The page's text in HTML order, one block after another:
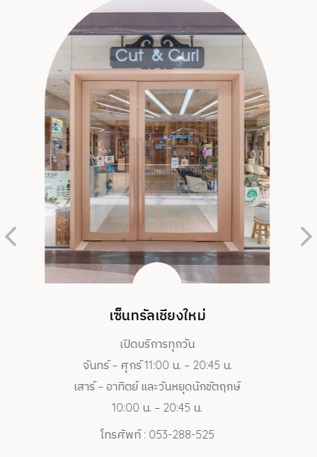
น. – 20:45 น.
และวันหยุดนักขัตฤกษ์
จันทร์ – อาทิตย์ 11:00 น. –
โทรศัพท์ : 038-043-